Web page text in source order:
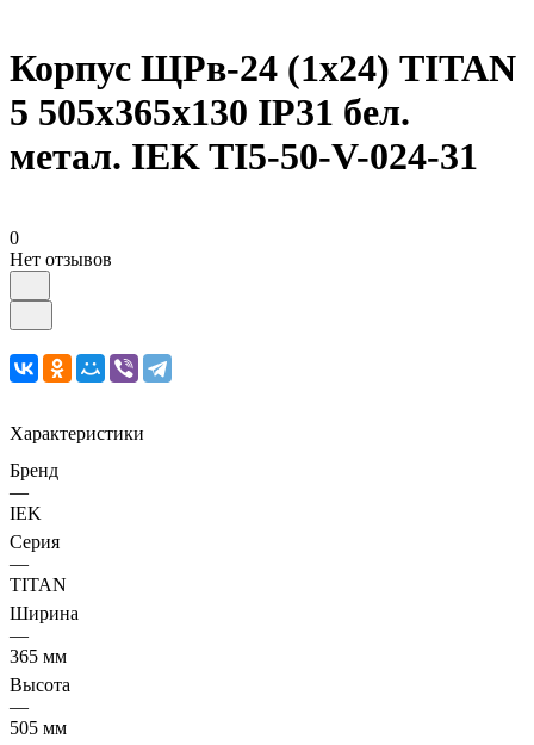
Корпус ЩРв-24 (1х24) TITAN
5 505х365х130 IP31 бел.
метал. IEK TI5-50-V-024-31
0
Нет отзывов
Характеристики
Бренд
—
IEK
Серия
—
TITAN
Ширина
—
365 мм
Высота
—
505 мм